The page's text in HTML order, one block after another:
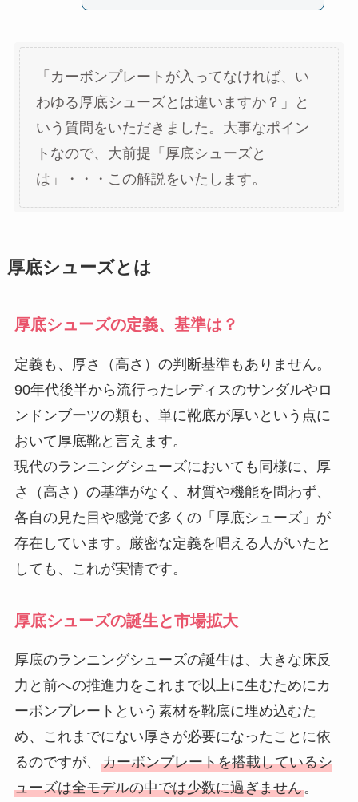
「カーボンプレートが入ってなければ、い
わゆる厚底シューズとは違いますか？」と
いう質問をいただきました。大事なポイン
トなので、大前提「厚底シューズと
は」・・・この解説をいたします。
厚底シューズとは
厚底シューズの定義、基準は？
定義も、厚さ（高さ）の判断基準もありません。
90年代後半から流行ったレディスのサンダルやロ
ンドンブーツの類も、単に靴底が厚いという点に
おいて厚底靴と言えます。
現代のランニングシューズにおいても同様に、厚
さ（高さ）の基準がなく、材質や機能を問わず、
各自の見た目や感覚で多くの「厚底シューズ」が
存在しています。厳密な定義を唱える人がいたと
しても、これが実情です。
厚底シューズの誕生と市場拡大
厚底のランニングシューズの誕生は、大きな床反
力と前への推進力をこれまで以上に生むためにカ
ーボンプレートという素材を靴底に埋め込むた
め、これまでにない厚さが必要になったことに依
るのですが、 カーボンプレートを搭載しているシ
ューズは全モデルの中では少数に過ぎません。